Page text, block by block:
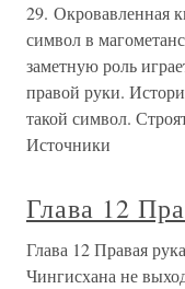
29. Окровавленная
символ в
заметную роль
правой руки.
такой символ.
Источники
Глава 12
Глава 12 Правая
Чингисхана не